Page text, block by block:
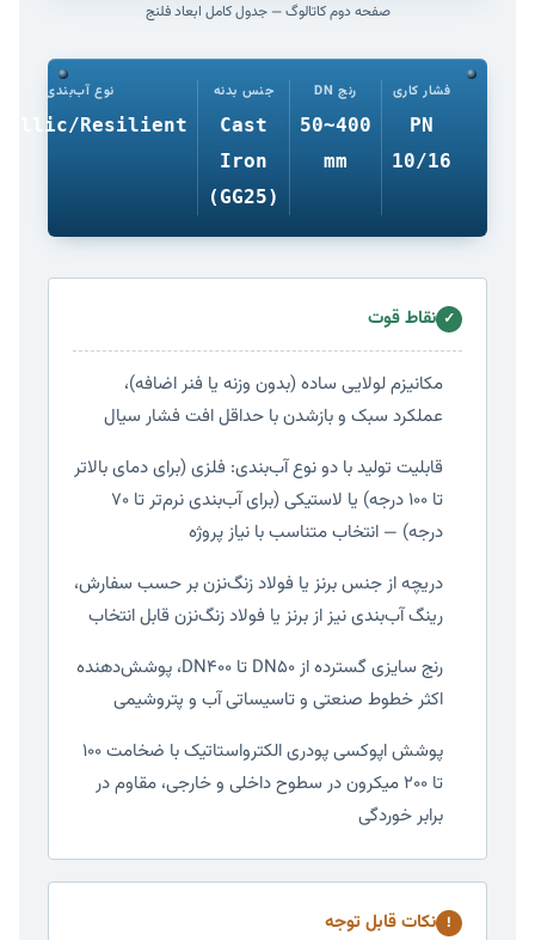
صفحه دوم کاتالوگ — جدول کامل ابعاد فلنج
فشار کاری
PN
10/16
رنج DN
50~400
mm
جنس بدنه
Cast
Iron
(GG25)
نوع آب‌بندی
Resilient
✓ نقاط قوت
مکانیزم لولایی ساده (بدون وزنه یا فنر اضافه)،
عملکرد سبک و بازشدن با حداقل افت فشار سیال
قابلیت تولید با دو نوع آب‌بندی: فلزی (برای دمای بالاتر
تا ۱۰۰ درجه) یا لاستیکی (برای آب‌بندی نرم‌تر تا ۷۰
درجه) — انتخاب متناسب با نیاز پروژه
دریچه از جنس برنز یا فولاد زنگ‌نزن بر حسب سفارش،
رینگ آب‌بندی نیز از برنز یا فولاد زنگ‌نزن قابل انتخاب
رنج سایزی گسترده از DN50 تا DN400، پوشش‌دهنده
اکثر خطوط صنعتی و تاسیساتی آب و پتروشیمی
پوشش اپوکسی پودری الکترواستاتیک با ضخامت ۱۰۰
تا ۲۰۰ میکرون در سطوح داخلی و خارجی، مقاوم در
برابر خوردگی
! نکات قابل توجه